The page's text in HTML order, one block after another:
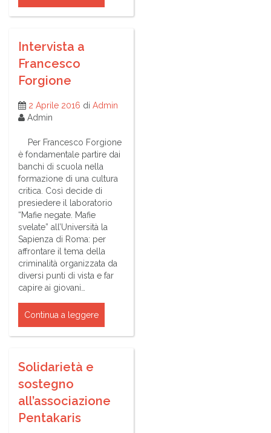
Intervista a
Francesco
Forgione
2 Aprile 2016 di Admin
Admin
Per Francesco Forgione
è fondamentale partire dai
banchi di scuola nella
formazione di una cultura
critica. Così decide di
presiedere il laboratorio
“Mafie negate. Mafie
svelate” all’Università la
Sapienza di Roma: per
affrontare il tema della
criminalità organizzata da
diversi punti di vista e far
capire ai giovani…
Continua a leggere
Solidarietà e
sostegno
all’associazione
Pentakaris